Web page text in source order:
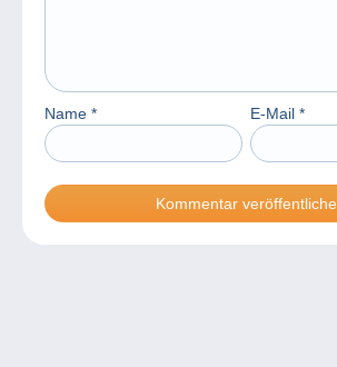
Name * E-Mail *